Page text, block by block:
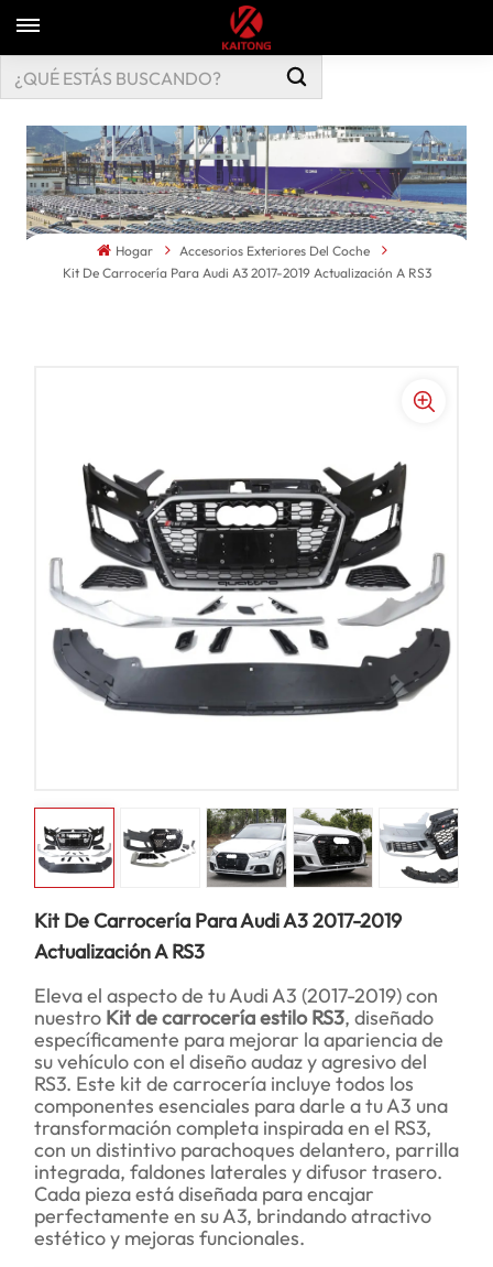
Hogar
Accesorios Exteriores Del Coche
Kit De Carrocería Para Audi A3 2017-2019 Actualización A RS3
Kit De Carrocería Para Audi A3 2017-2019
Actualización A RS3
Eleva el aspecto de tu Audi A3 (2017-2019) con
nuestro Kit de carrocería estilo RS3, diseñado
específicamente para mejorar la apariencia de
su vehículo con el diseño audaz y agresivo del
RS3. Este kit de carrocería incluye todos los
componentes esenciales para darle a tu A3 una
transformación completa inspirada en el RS3,
con un distintivo parachoques delantero, parrilla
integrada, faldones laterales y difusor trasero.
Cada pieza está diseñada para encajar
perfectamente en su A3, brindando atractivo
estético y mejoras funcionales.